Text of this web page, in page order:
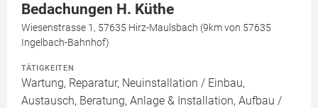
Bedachungen H. Küthe
Wiesenstrasse 1, 57635 Hirz-Maulsbach (9km von 57635
Ingelbach-Bahnhof)
TÄTIGKEITEN
Wartung, Reparatur, Neuinstallation / Einbau,
Austausch, Beratung, Anlage & Installation, Aufbau /